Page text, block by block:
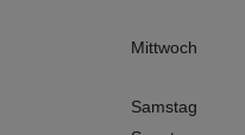
Mittwoch
Samstag